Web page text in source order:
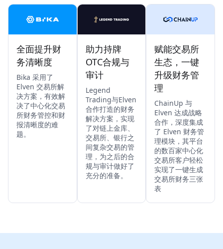
全面提升财
务清晰度
Bika 采用了
Elven 交易所解
决方案，有效解
决了中心化交易
所财务管控和财
报清晰度的难
题。
助力持牌
OTC合规与
审计
Legend
Trading与Elven
合作打造的财务
解决方案，实现
了对链上金库、
交易所、银行之
间复杂交易的管
理，为之后的合
规与审计做好了
充分的准备。
赋能交易所
生态，一键
升级财务管
理
ChainUp 与
Elven 达成战略
合作，深度集成
了 Elven 财务管
理模块，其平台
的数百家中心化
交易所客户轻松
实现了一键生成
交易所财务三张
表